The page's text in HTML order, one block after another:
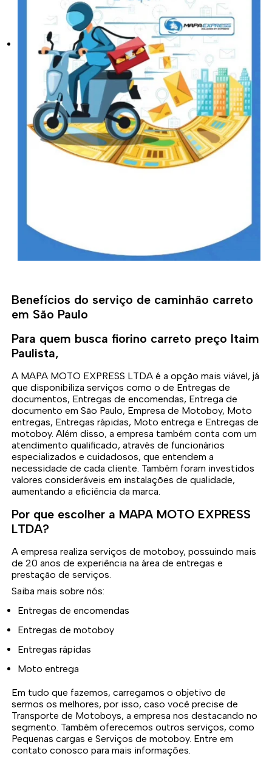
Benefícios do serviço de caminhão carreto
em São Paulo
Para quem busca fiorino carreto preço Itaim
Paulista,
A MAPA MOTO EXPRESS LTDA é a opção mais viável, já
que disponibiliza serviços como o de Entregas de
documentos, Entregas de encomendas, Entrega de
documento em São Paulo, Empresa de Motoboy, Moto
entregas, Entregas rápidas, Moto entrega e Entregas de
motoboy. Além disso, a empresa também conta com um
atendimento qualificado, através de funcionários
especializados e cuidadosos, que entendem a
necessidade de cada cliente. Também foram investidos
valores consideráveis em instalações de qualidade,
aumentando a eficiência da marca.
Por que escolher a MAPA MOTO EXPRESS
LTDA?
A empresa realiza serviços de motoboy, possuindo mais
de 20 anos de experiência na área de entregas e
prestação de serviços.
Saiba mais sobre nós:
Entregas de encomendas
Entregas de motoboy
Entregas rápidas
Moto entrega
Em tudo que fazemos, carregamos o objetivo de
sermos os melhores, por isso, caso você precise de
Transporte de Motoboys, a empresa nos destacando no
segmento. Também oferecemos outros serviços, como
Pequenas cargas e Serviços de motoboy. Entre em
contato conosco para mais informações.